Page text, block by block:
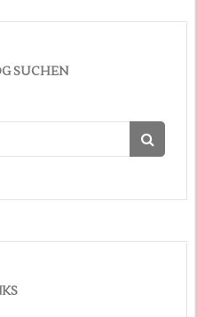
SUCHEN